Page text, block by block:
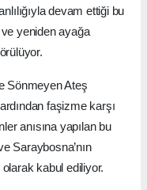
devam ettiği bu
ve yeniden ayağa
Sönmeyen Ateş
faşizme karşı
anısına yapılan bu
Saraybosna’nın
olarak kabul ediliyor.